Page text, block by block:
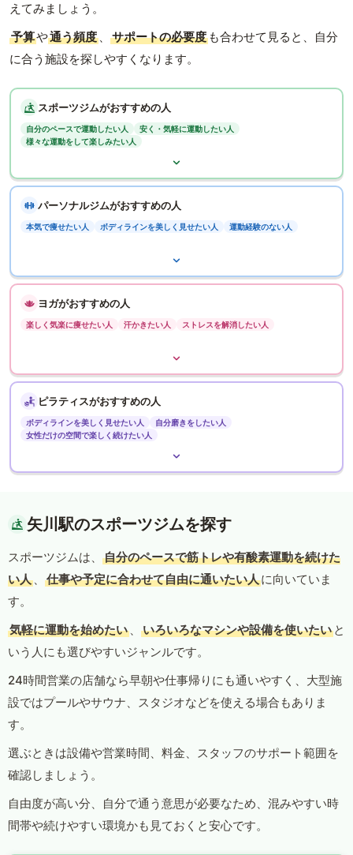
えてみましょう。
予算や通う頻度 、 サポートの必要度 も合わせて見ると、自分
に合う施設を探しやすくなります。
スポーツジムがおすすめの人
自分のペースで運動したい人
安く・気軽に運動したい人
様々な運動をして楽しみたい人
パーソナルジムがおすすめの人
本気で痩せたい人 ボディラインを美しく見せたい人 運動経験のない人
ヨガがおすすめの人
楽しく気楽に痩せたい人 汗かきたい人 ストレスを解消したい人
ピラティスがおすすめの人
ボディラインを美しく見せたい人
自分磨きをしたい人
女性だけの空間で楽しく続けたい人
矢川駅のスポーツジムを探す
スポーツジムは、
自分のペースで筋トレや有酸素運動を続けた
い人 、 仕事や予定に合わせて自由に通いたい人に向いていま
す。
気軽に運動を始めたい 、 いろいろなマシンや設備を使いたい と
いう人にも選びやすいジャンルです。
24時間営業の店舗なら早朝や仕事帰りにも通いやすく、大型施
設ではプールやサウナ、スタジオなどを使える場合もありま
す。
選ぶときは設備や営業時間、料金、スタッフのサポート範囲を
確認しましょう。
自由度が高い分、自分で通う意思が必要なため、混みやすい時
間帯や続けやすい環境かも見ておくと安心です。